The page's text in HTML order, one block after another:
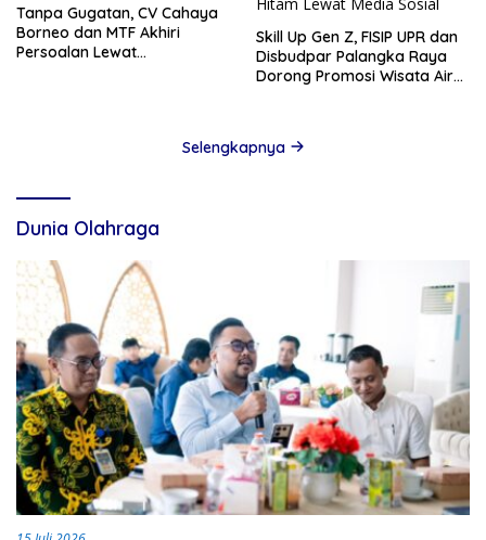
Tanpa Gugatan, CV Cahaya
Borneo dan MTF Akhiri
Persoalan Lewat
Skill Up Gen Z, FISIP UPR dan
Disbudpar Palangka Raya
Dorong Promosi Wisata Air
Selengkapnya
Dunia Olahraga